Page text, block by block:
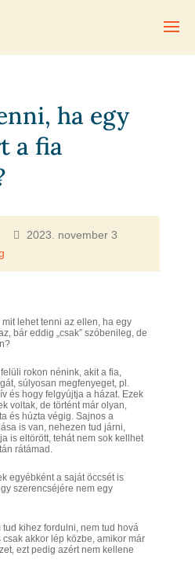
ha egy
a fia
2023. november 3
lehet tenni az ellen, ha egy
bár eddig „csak” szóbenileg, de
rokon nénink, akit a fia,
súlyosan megfenyeget, pl.
és hogy felgyújtja a házat. Ezek
voltak, de történt már olyan,
és húzta végig. Sajnos a
is van, nehezen tud járni,
is eltörött, tehát nem sok kellhet
rátámad.
egyébként a saját öccsét is
szerencséjére nem egy
kihez fordulni, nem tud hová
akkor lép közbe, amikor már
ezt pedig azért nem kellene